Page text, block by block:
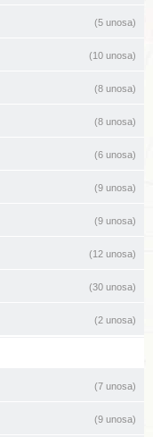
(5 unosa)
(10 unosa)
(8 unosa)
(8 unosa)
(6 unosa)
(9 unosa)
(9 unosa)
(12 unosa)
(30 unosa)
(2 unosa)
(7 unosa)
(9 unosa)